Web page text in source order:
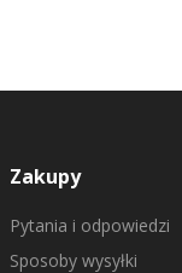
Zakupy
Pytania i odpowiedzi
Sposoby wysyłki